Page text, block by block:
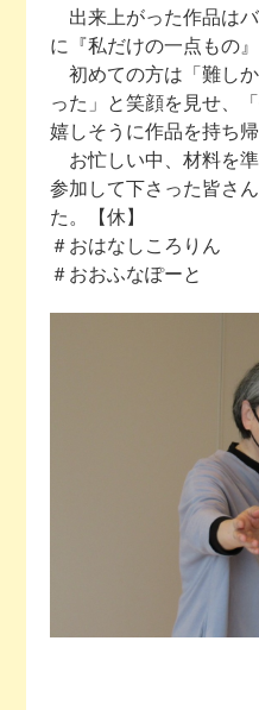
出来上がった作品は
に『私だけの一点もの』
初めての方は「難し
った」と笑顔を見せ、
嬉しそうに作品を持ち
お忙しい中、材料を準
参加して下さった皆さ
た。【休】
＃おはなしころりん
＃おおふなぽーと